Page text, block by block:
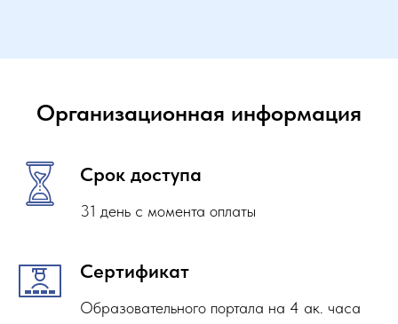
Организационная информация
Срок доступа
31 день с момента оплаты
Сертификат
Образовательного портала на 4 ак. часа